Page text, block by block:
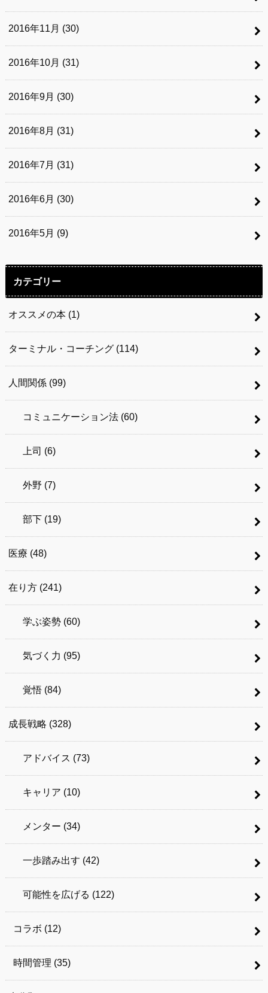
2016年11月 (30)
2016年10月 (31)
2016年9月 (30)
2016年8月 (31)
2016年7月 (31)
2016年6月 (30)
2016年5月 (9)
カテゴリー
オススメの本 (1)
ターミナル・コーチング (114)
人間関係 (99)
コミュニケーション法 (60)
上司 (6)
外野 (7)
部下 (19)
医療 (48)
在り方 (241)
学ぶ姿勢 (60)
気づく力 (95)
覚悟 (84)
成長戦略 (328)
アドバイス (73)
キャリア (10)
メンター (34)
一歩踏み出す (42)
可能性を広げる (122)
コラボ (12)
時間管理 (35)